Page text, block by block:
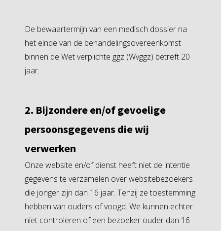
De bewaartermijn van een medisch dossier na
het einde van de behandelingsovereenkomst
binnen de Wet verplichte ggz (Wvggz) betreft 20
jaar.
2. Bijzondere en/of gevoelige
persoonsgegevens die wij
verwerken
Onze website en/of dienst heeft niet de intentie
gegevens te verzamelen over websitebezoekers
die jonger zijn dan 16 jaar. Tenzij ze toestemming
hebben van ouders of voogd. We kunnen echter
niet controleren of een bezoeker ouder dan 16